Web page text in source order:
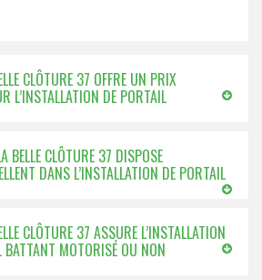
CLÔTURE 37 OFFRE UN PRIX
L’INSTALLATION DE PORTAIL
BELLE CLÔTURE 37 DISPOSE
DANS L’INSTALLATION DE PORTAIL
CLÔTURE 37 ASSURE L’INSTALLATION
BATTANT MOTORISÉ OU NON